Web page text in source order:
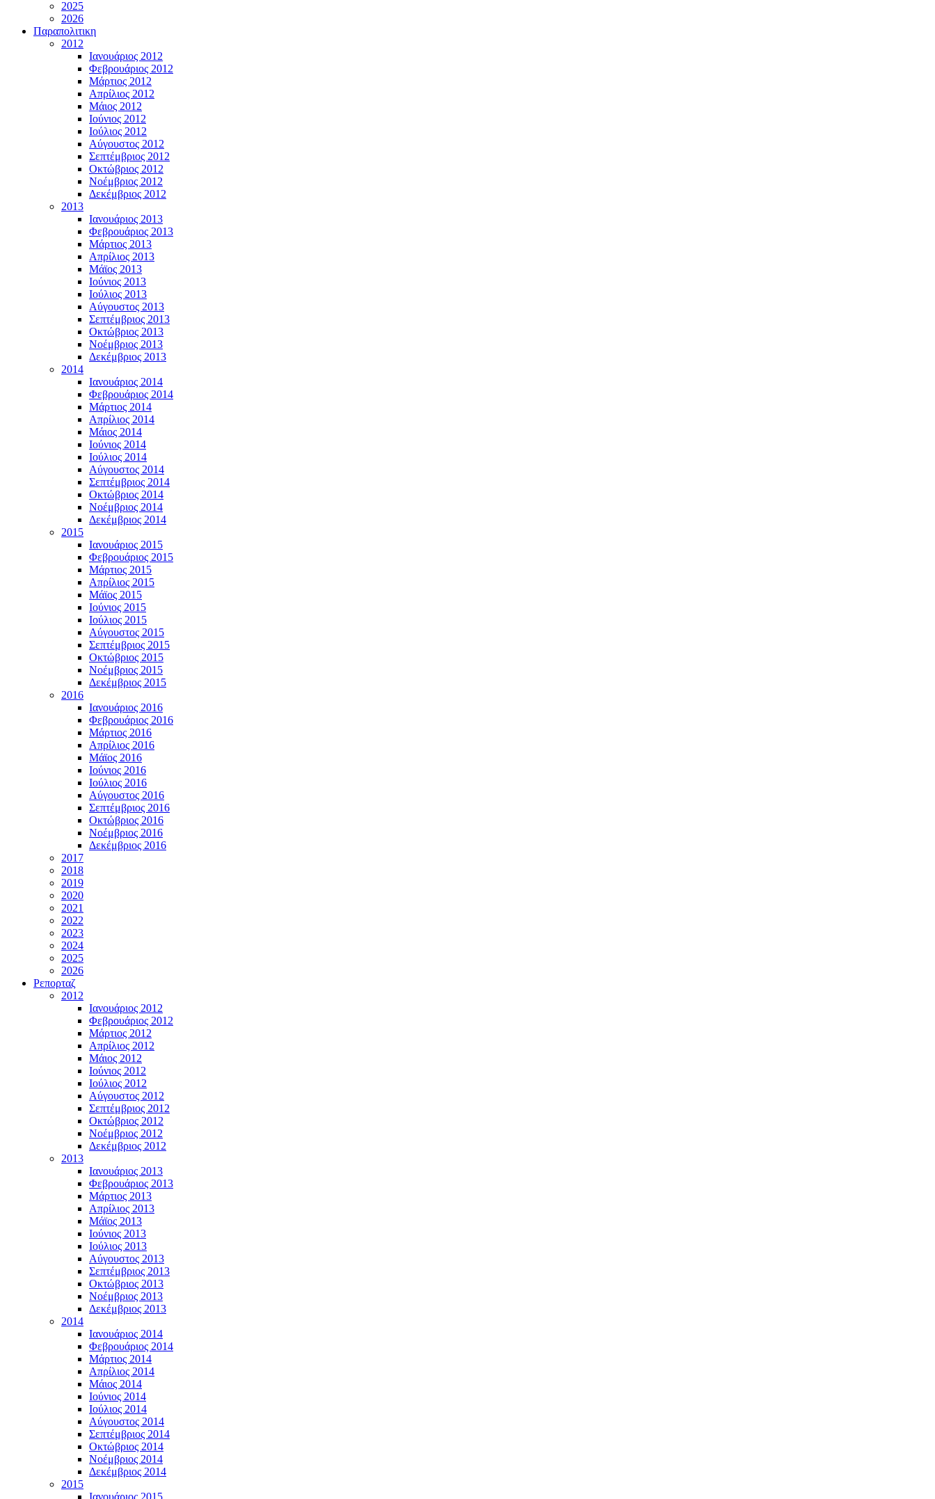
2025
2026
Παραπολιτικη
2012
Ιανουάριος 2012
Φεβρουάριος 2012
Μάρτιος 2012
Απρίλιος 2012
Μάιος 2012
Ιούνιος 2012
Ιούλιος 2012
Αύγουστος 2012
Σεπτέμβριος 2012
Οκτώβριος 2012
Νοέμβριος 2012
Δεκέμβριος 2012
2013
Ιανουάριος 2013
Φεβρουάριος 2013
Μάρτιος 2013
Απρίλιος 2013
Μάϊος 2013
Ιούνιος 2013
Ιούλιος 2013
Αύγουστος 2013
Σεπτέμβριος 2013
Οκτώβριος 2013
Νοέμβριος 2013
Δεκέμβριος 2013
2014
Ιανουάριος 2014
Φεβρουάριος 2014
Μάρτιος 2014
Απρίλιος 2014
Μάιος 2014
Ιούνιος 2014
Ιούλιος 2014
Αύγουστος 2014
Σεπτέμβριος 2014
Οκτώβριος 2014
Νοέμβριος 2014
Δεκέμβριος 2014
2015
Ιανουάριος 2015
Φεβρουάριος 2015
Μάρτιος 2015
Απρίλιος 2015
Μάϊος 2015
Ιούνιος 2015
Ιούλιος 2015
Αύγουστος 2015
Σεπτέμβριος 2015
Οκτώβριος 2015
Νοέμβριος 2015
Δεκέμβριος 2015
2016
Ιανουάριος 2016
Φεβρουάριος 2016
Μάρτιος 2016
Απρίλιος 2016
Μάϊος 2016
Ιούνιος 2016
Ιούλιος 2016
Αύγουστος 2016
Σεπτέμβριος 2016
Οκτώβριος 2016
Νοέμβριος 2016
Δεκέμβριος 2016
2017
2018
2019
2020
2021
2022
2023
2024
2025
2026
Ρεπορταζ
2012
Ιανουάριος 2012
Φεβρουάριος 2012
Μάρτιος 2012
Απρίλιος 2012
Μάιος 2012
Ιούνιος 2012
Ιούλιος 2012
Αύγουστος 2012
Σεπτέμβριος 2012
Οκτώβριος 2012
Νοέμβριος 2012
Δεκέμβριος 2012
2013
Ιανουάριος 2013
Φεβρουάριος 2013
Μάρτιος 2013
Απρίλιος 2013
Μάϊος 2013
Ιούνιος 2013
Ιούλιος 2013
Αύγουστος 2013
Σεπτέμβριος 2013
Οκτώβριος 2013
Νοέμβριος 2013
Δεκέμβριος 2013
2014
Ιανουάριος 2014
Φεβρουάριος 2014
Μάρτιος 2014
Απρίλιος 2014
Μάιος 2014
Ιούνιος 2014
Ιούλιος 2014
Αύγουστος 2014
Σεπτέμβριος 2014
Οκτώβριος 2014
Νοέμβριος 2014
Δεκέμβριος 2014
2015
Ιανουάριος 2015